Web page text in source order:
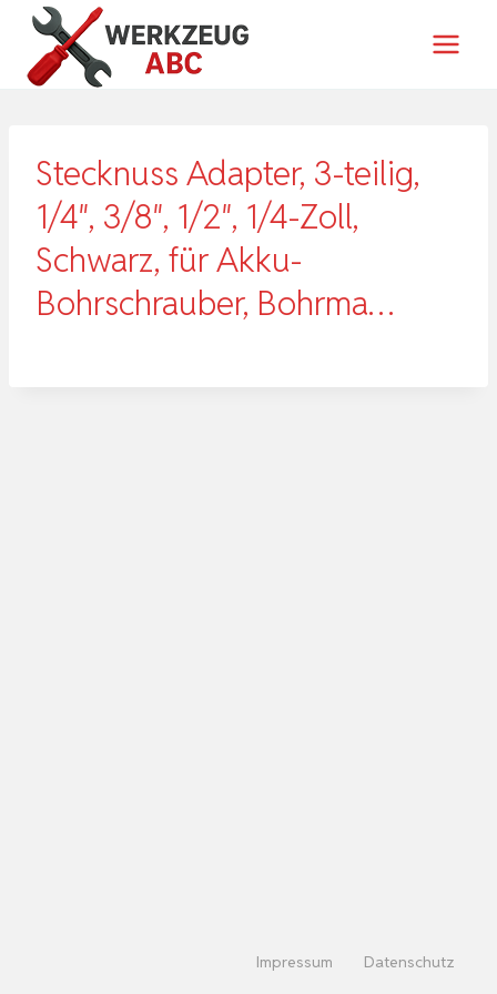
Zum
Inhalt
springen
Stecknuss Adapter, 3-teilig,
1/4″, 3/8″, 1/2″, 1/4-Zoll,
Schwarz, für Akku-
Bohrschrauber, Bohrma…
Impressum Datenschutz